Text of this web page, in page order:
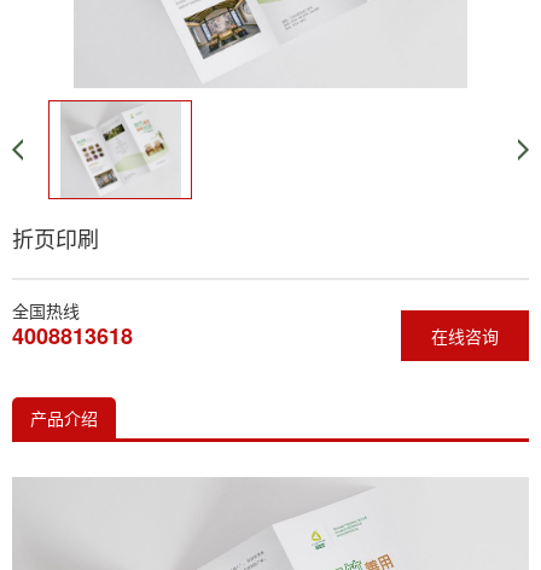
折页印刷
在线咨询
全国热线
4008813618
产品介绍